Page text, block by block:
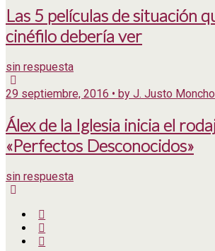
Las 5 películas de situación
cinéfilo debería ver
sin respuesta
29 septiembre, 2016 • by J. Justo Moncho
Álex de la Iglesia inicia el
«Perfectos Desconocidos»
sin respuesta